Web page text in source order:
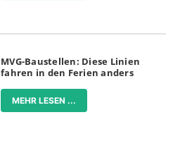
MVG-Baustellen: Diese Linien
fahren in den Ferien anders
MEHR LESEN ...